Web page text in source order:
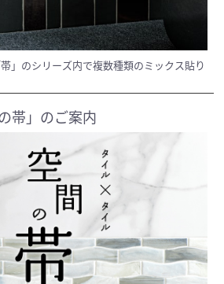
」のシリーズ内で複数種類のミックス貼り
帯」のご案内